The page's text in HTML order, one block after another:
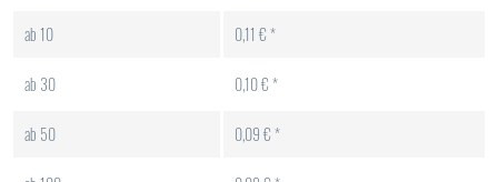
ab10 0,11 € *
ab 30 0,10 € *
ab 50 0,09 € *